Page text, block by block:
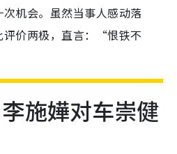
机会。虽然当事人感动落
评价两极，直言：“恨铁不
施嬅对车崇健